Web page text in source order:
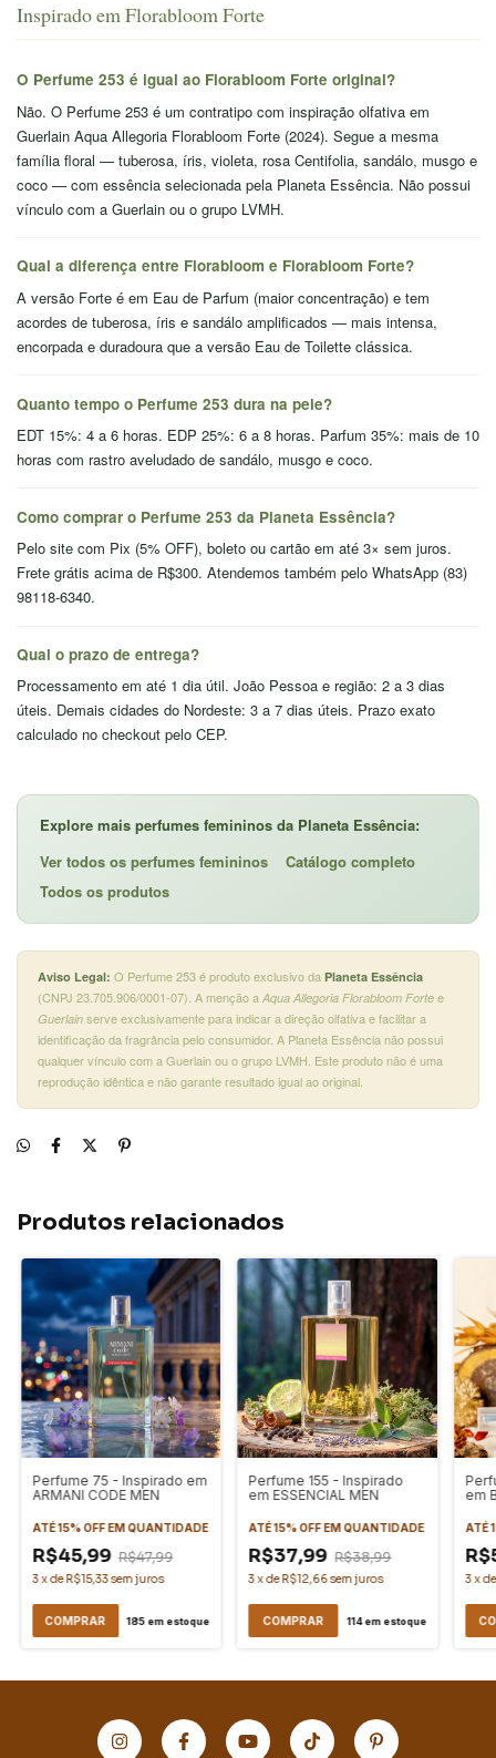
Inspirado em Florabloom Forte
O Perfume 253 é igual ao Florabloom Forte original?
Não. O Perfume 253 é um contratipo com inspiração olfativa em
Guerlain Aqua Allegoria Florabloom Forte (2024). Segue a mesma
família floral — tuberosa, íris, violeta, rosa Centifolia, sandálo, musgo e
coco — com essência selecionada pela Planeta Essência. Não possui
vínculo com a Guerlain ou o grupo LVMH.
Qual a diferença entre Florabloom e Florabloom Forte?
A versão Forte é em Eau de Parfum (maior concentração) e tem
acordes de tuberosa, íris e sandálo amplificados — mais intensa,
encorpada e duradoura que a versão Eau de Toilette clássica.
Quanto tempo o Perfume 253 dura na pele?
EDT 15%: 4 a 6 horas. EDP 25%: 6 a 8 horas. Parfum 35%: mais de 10
horas com rastro aveludado de sandálo, musgo e coco.
Como comprar o Perfume 253 da Planeta Essência?
Pelo site com Pix (5% OFF), boleto ou cartão em até 3× sem juros.
Frete grátis acima de R$300. Atendemos também pelo WhatsApp (83)
98118-6340.
Qual o prazo de entrega?
Processamento em até 1 dia útil. João Pessoa e região: 2 a 3 dias
úteis. Demais cidades do Nordeste: 3 a 7 dias úteis. Prazo exato
calculado no checkout pelo CEP.
Explore mais perfumes femininos da Planeta Essência:
Ver todos os perfumes femininos
Catálogo completo
Todos os produtos
Aviso Legal: O Perfume 253 é produto exclusivo da Planeta Essência
(CNPJ 23.705.906/0001-07). A menção a Aqua Allegoria Florabloom Fortee
Guerlainserve exclusivamente para indicar a direção olfativa e facilitar a
identificação da fragrância pelo consumidor. A Planeta Essência não possui
qualquer vínculo com a Guerlain ou o grupo LVMH. Este produto não é uma
reprodução idêntica e não garante resultado igual ao original.
Produtos relacionados
Perfume 75 - Inspirado em
ARMANI CODE MEN
ATÉ 15% OFF EM QUANTIDADE
R$45,99 R$47,99
3xde R$15,33sem juros
COMPRAR 185em estoque
Perfume 155 - Inspirado
em ESSENCIAL MEN
ATÉ 15% OFF EM QUANTIDADE
R$37,99 R$38,99
3xde R$12,66sem juros
COMPRAR 114em estoque
em
ATÉ
3x